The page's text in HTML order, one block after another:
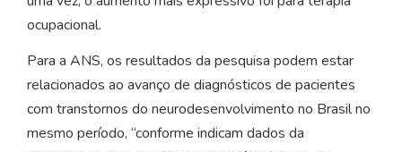
ocupacional.
Para a ANS, os resultados da pesquisa podem estar
relacionados ao avanço de diagnósticos de pacientes
com transtornos do neurodesenvolvimento no Brasil no
mesmo período, “conforme indicam dados da